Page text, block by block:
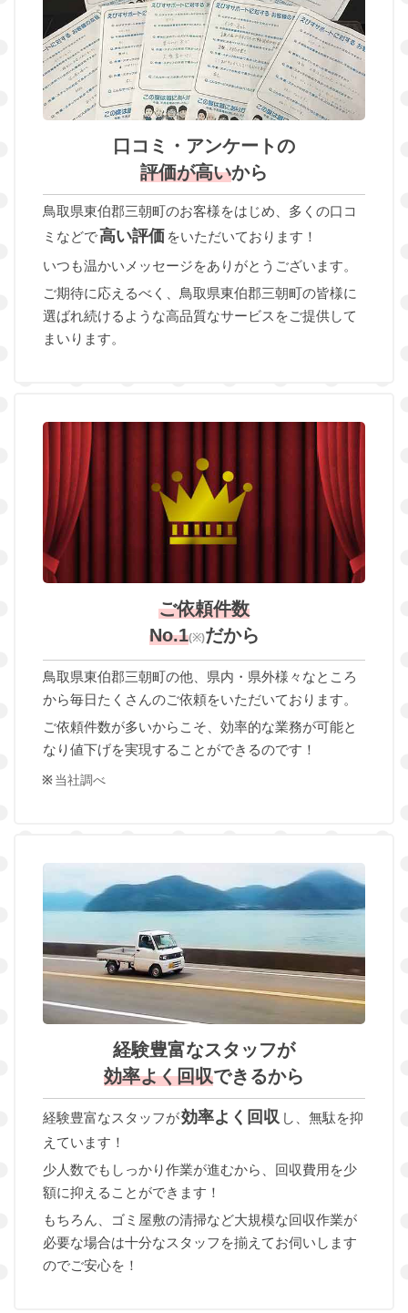
口コミ・アンケートの
評価が高いから
鳥取県東伯郡三朝町のお客様をはじめ、多くの口コ
ミなどで高い評価 をいただいております！
いつも温かいメッセージをありがとうございます。
ご期待に応えるべく、鳥取県東伯郡三朝町の皆様に
選ばれ続けるような高品質なサービスをご提供して
まいります。
ご依頼件数
No.1(※)だから
鳥取県東伯郡三朝町の他、県内・県外様々なところ
から毎日たくさんのご依頼をいただいております。
ご依頼件数が多いからこそ、効率的な業務が可能と
なり値下げを実現することができるのです！
当社調べ
経験豊富なスタッフが
効率よく回収できるから
経験豊富なスタッフが効率よく回収 し、無駄を抑
えています！
少人数でもしっかり作業が進むから、回収費用を少
額に抑えることができます！
もちろん、ゴミ屋敷の清掃など大規模な回収作業が
必要な場合は十分なスタッフを揃えてお伺いします
のでご安心を！